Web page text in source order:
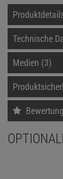
Technische
Medien (3)